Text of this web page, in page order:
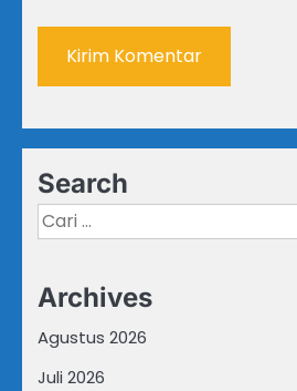
Search
Cari
untuk:
Archives
Agustus 2026
Juli 2026